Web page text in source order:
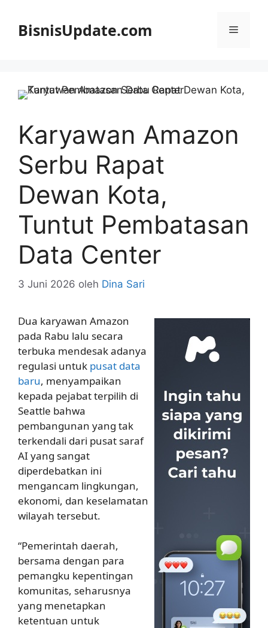
BisnisUpdate.com Menu
Karyawan Amazon
Serbu Rapat
Dewan Kota,
Tuntut Pembatasan
Data Center
3 Juni 2026 oleh Dina Sari
Dua karyawan Amazon
pada Rabu lalu secara
terbuka mendesak adanya
regulasi untuk pusat data
baru, menyampaikan
kepada pejabat terpilih di
Seattle bahwa
pembangunan yang tak
terkendali dari pusat saraf
AI yang sangat
diperdebatkan ini
mengancam lingkungan,
ekonomi, dan keselamatan
wilayah tersebut.
“Pemerintah daerah,
bersama dengan para
pemangku kepentingan
komunitas, seharusnya
yang menetapkan
ketentuan untuk